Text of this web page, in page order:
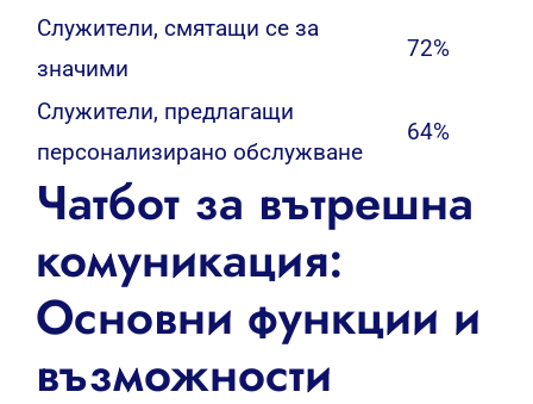
Служители, смятащи се за
значими
72%
Служители, предлагащи
персонализирано обслужване
64%
Чатбот за вътрешна
комуникация:
Основни функции и
възможности